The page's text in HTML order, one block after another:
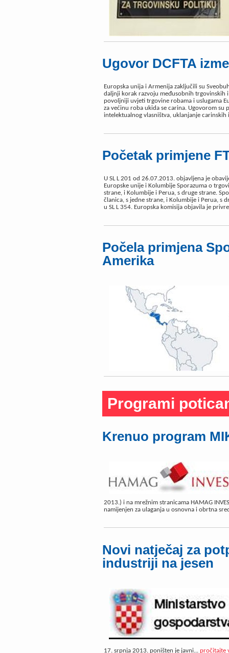
Ugovor DCFTA
Europska unija i Armenija zaključili su
daljnji korak razvoju međusobnih trgovinskih
povoljniji uvjeti trgovine robama i uslugama
za većinu roba ukida se carina. Ugovorom
intelektualnog vlasništva, uklanjanje
Početak primjene
U SL L 201 od 26.07.2013. objavljena je
Europske unije i Kolumbije Sporazuma o
strane, i Kolumbije i Perua, s druge strane.
članica, s jedne strane, i Kolumbije i Perua, s
u SL L 354. Europska komisija objavila je
Počela primjena
Amerika
Programi
Krenuo program
2013.) i na mrežnim stranicama HAMAG
namijenjen za ulaganja u osnovna i obrtna
Novi natječaj za
industriji na jesen
17. srpnja 2013. poništen je javni... pročitajte